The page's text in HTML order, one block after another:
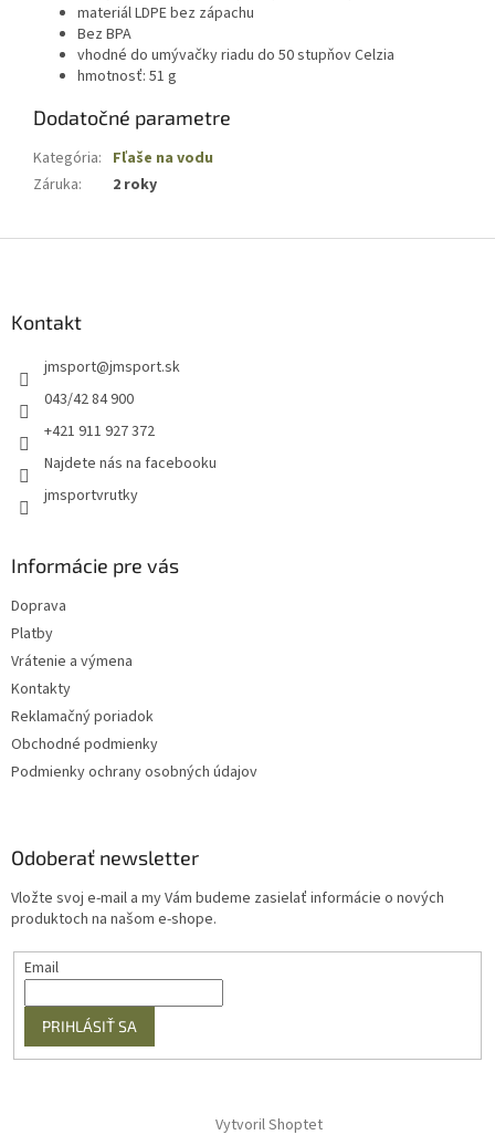
materiál LDPE bez zápachu
Bez BPA
vhodné do umývačky riadu do 50 stupňov Celzia
hmotnosť: 51 g
Dodatočné parametre
Kategória: Fľaše na vodu
Záruka: 2 roky
Kontakt
jmsport@jmsport.sk
043/42 84 900
+421 911 927 372
Najdete nás na facebooku
jmsportvrutky
Informácie pre vás
Doprava
Platby
Vrátenie a výmena
Kontakty
Reklamačný poriadok
Obchodné podmienky
Podmienky ochrany osobných údajov
Odoberať newsletter
Vložte svoj e-mail a my Vám budeme zasielať informácie o nových
produktoch na našom e-shope.
Email
PRIHLÁSIŤ SA
Vytvoril Shoptet